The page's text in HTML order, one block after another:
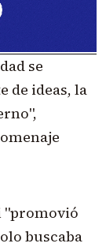
se
de ideas, la
"promovió
buscaba